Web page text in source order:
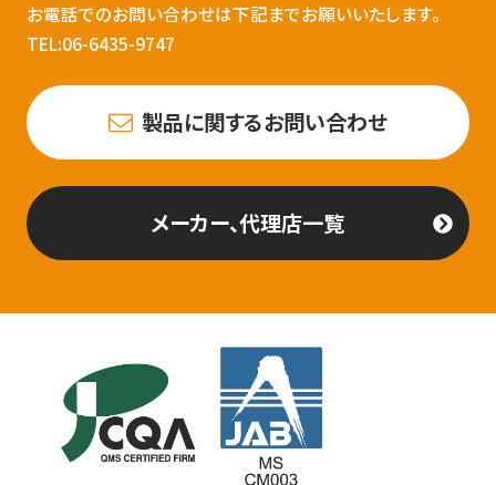
お電話でのお問い合わせは下記までお願いいたします。
TEL:06-6435-9747
製品に関するお問い合わせ
メーカー、代理店一覧